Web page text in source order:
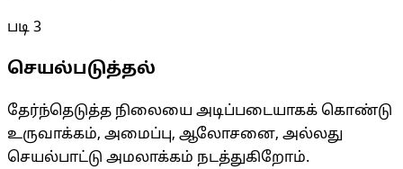
படி 3
செயல்படுத்தல்
தேர்ந்தெடுத்த நிலையை அடிப்படையாகக் கொண்டு
உருவாக்கம், அமைப்பு, ஆலோசனை, அல்லது
செயல்பாட்டு அமலாக்கம் நடத்துகிறோம்.